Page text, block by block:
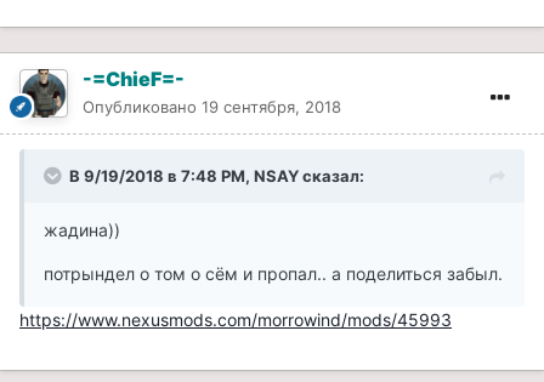
-=ChieF=-
Опубликовано 19 сентября, 2018
В 9/19/2018 в 7:48 PM, NSAY сказал:
жадина))
потрындел о том о сём и пропал.. а поделиться забыл.
https://www.nexusmods.com/morrowind/mods/45993